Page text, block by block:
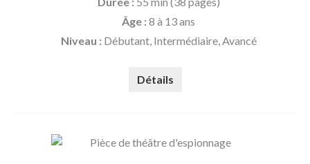
Âge : 8 à 13 ans
Niveau : Débutant, Intermédiaire, Avancé
Détails